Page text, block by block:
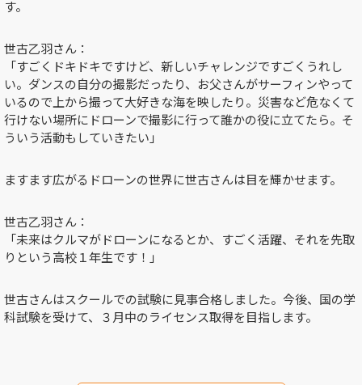
す。
世古乙羽さん：
「すごくドキドキですけど、新しいチャレンジですごくうれし
い。ダンスの自分の撮影だったり、お父さんがサーフィンやって
いるので上から撮って大好きな海を映したり。災害など危なくて
行けない場所にドローンで撮影に行って誰かの役に立てたら。そ
ういう活動もしていきたい」
ますます広がるドローンの世界に世古さんは目を輝かせます。
世古乙羽さん：
「未来はクルマがドローンになるとか、すごく活躍、それを先取
りという高校１年生です！」
世古さんはスクールでの試験に見事合格しました。今後、国の学
科試験を受けて、３月中のライセンス取得を目指します。